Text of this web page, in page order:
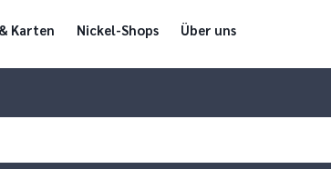
Karten Nickel-Shops Über uns